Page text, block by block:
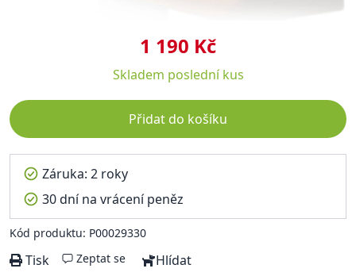
1 190 Kč
Skladem poslední kus
Přidat do košíku
Záruka: 2 roky
30 dní na vrácení peněz
Kód produktu: P00029330
Tisk Zeptat se Hlídat